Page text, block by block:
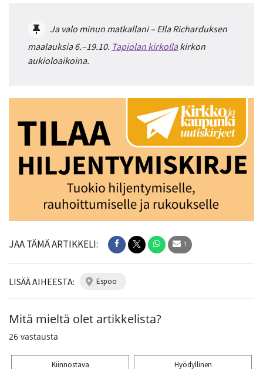
Ja valo minun matkallani – Ella Richarduksen
maalauksia 6.–19.10. Tapiolan kirkollakirkon
aukioloaikoina.
JAA TÄMÄ ARTIKKELI: 1
LISÄÄ AIHEESTA: espoo
Mitä mieltä olet artikkelista?
26 vastausta
Kiinnostava Hyödyllinen